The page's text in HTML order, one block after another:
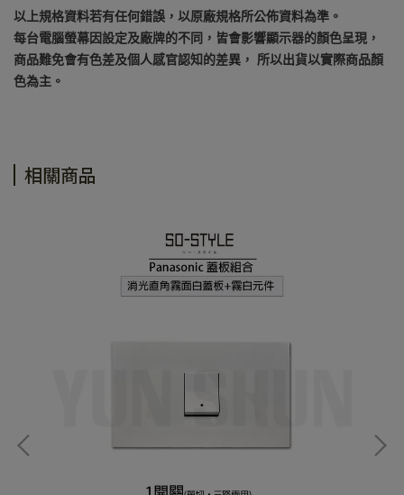
以上規格資料若有任何錯誤，以原廠規格所公佈資料為準。
每台電腦螢幕因設定及廠牌的不同，皆會影響顯示器的顏色呈現，
商品難免會有色差及個人感官認知的差異， 所以出貨以實際商品顏
色為主。
相關商品